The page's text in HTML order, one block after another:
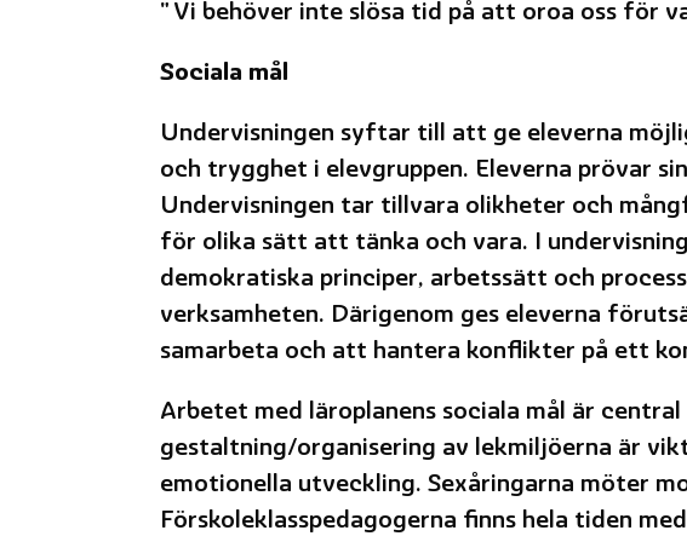
" Vi behöver inte slösa tid på att oroa oss för
Sociala mål
Undervisningen syftar till att ge eleverna
och trygghet i elevgruppen. Eleverna prövar
Undervisningen tar tillvara olikheter och
för olika sätt att tänka och vara. I
demokratiska principer, arbetssätt och
verksamheten. Därigenom ges eleverna
samarbeta och att hantera konflikter på ett
Arbetet med läroplanens sociala mål är
gestaltning/organisering av lekmiljöerna är
emotionella utveckling. Sexåringarna möter
Förskoleklasspedagogerna finns hela tiden